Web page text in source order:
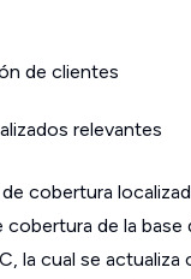
de clientes
relevantes
cobertura
cobertura de la base
la cual se actualiza